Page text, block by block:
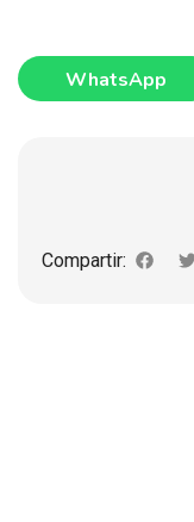
WhatsApp
Compartir: